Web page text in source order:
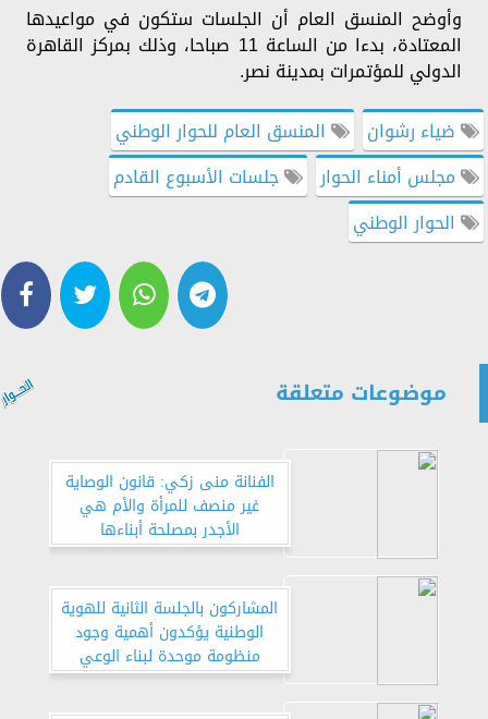
وأوضح المنسق العام أن الجلسات ستكون في مواعيدها
المعتادة، بدءا من الساعة 11 صباحا، وذلك بمركز القاهرة
الدولي للمؤتمرات بمدينة نصر.
ضياء رشوان
المنسق العام للحوار الوطني
مجلس أمناء الحوار
جلسات الأسبوع القادم
الحوار الوطني
موضوعات متعلقة
الفنانة منى زكي: قانون الوصاية
غير منصف للمرأة والأم هي
الأجدر بمصلحة أبناءها
المشاركون بالجلسة الثانية للهوية
الوطنية يؤكدون أهمية وجود
منظومة موحدة لبناء الوعي